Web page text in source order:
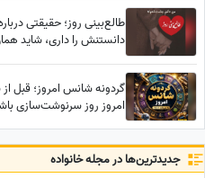
طالع‌بینی روز؛
دانستنش را داری، شاید
گردونه شانس امروز؛ قبل
امروز روز سرنوشت‌سازی
جدید‌ترین‌ها در مجله خانواده